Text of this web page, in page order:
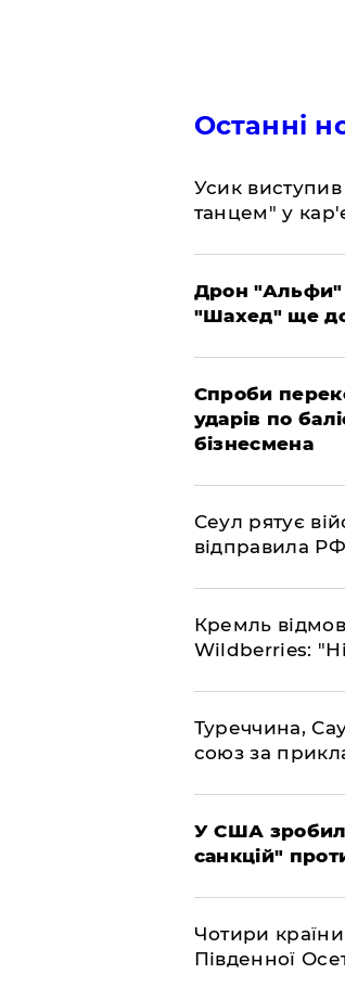
Останні
​Усик
танцем" у
​Дрон "Альфи"
"Шахед" ще до
​Спроби
ударів по
бізнесмена
​Сеул рятує
відправила
​Кремль
Wildberries:
​Туреччина,
союз за
​У США
санкцій"
​Чотири
Південної